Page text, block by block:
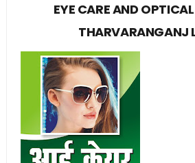
EYE CARE AND
THARVARANGANJ